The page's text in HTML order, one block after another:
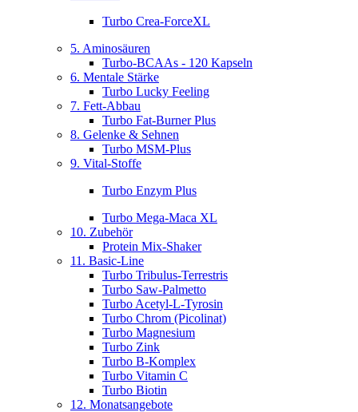
Turbo Crea-ForceXL
5. Aminosäuren
Turbo-BCAAs - 120 Kapseln
6. Mentale Stärke
Turbo Lucky Feeling
7. Fett-Abbau
Turbo Fat-Burner Plus
8. Gelenke & Sehnen
Turbo MSM-Plus
9. Vital-Stoffe
Turbo Enzym Plus
Turbo Mega-Maca XL
10. Zubehör
Protein Mix-Shaker
11. Basic-Line
Turbo Tribulus-Terrestris
Turbo Saw-Palmetto
Turbo Acetyl-L-Tyrosin
Turbo Chrom (Picolinat)
Turbo Magnesium
Turbo Zink
Turbo B-Komplex
Turbo Vitamin C
Turbo Biotin
12. Monatsangebote